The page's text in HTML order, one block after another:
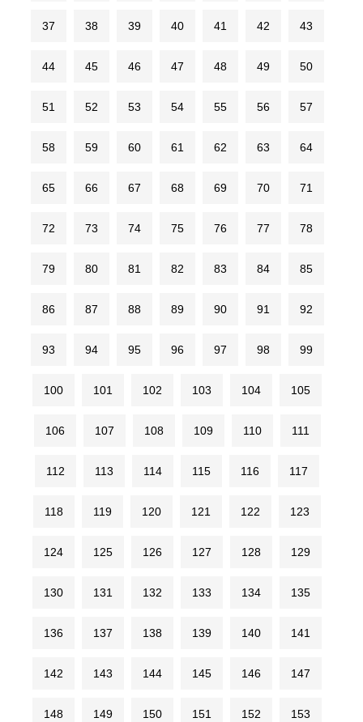
37 38 39 40 41 42 43
44 45 46 47 48 49 50
51 52 53 54 55 56 57
58 59 60 61 62 63 64
65 66 67 68 69 70 71
72 73 74 75 76 77 78
79 80 81 82 83 84 85
86 87 88 89 90 91 92
93 94 95 96 97 98 99
100 101 102 103 104 105
106 107 108 109 110 111
112 113 114 115 116 117
118 119 120 121 122 123
124 125 126 127 128 129
130 131 132 133 134 135
136 137 138 139 140 141
142 143 144 145 146 147
148 149 150 151 152 153